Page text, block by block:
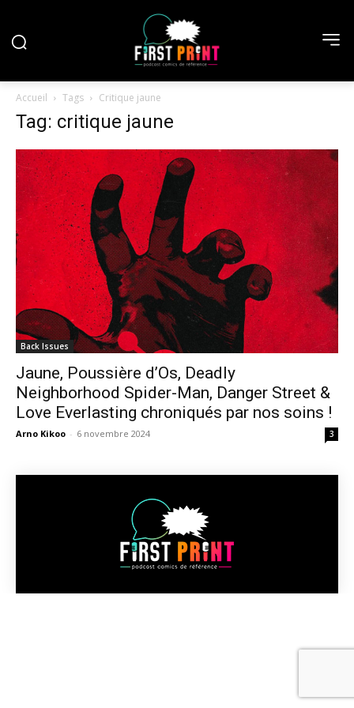
Accueil Tags Critique jaune
Tag: critique jaune
Back Issues
Jaune, Poussière d’Os, Deadly
Neighborhood Spider-Man, Danger Street &
Love Everlasting chroniqués par nos soins !
Arno Kikoo - 6 novembre 2024 3